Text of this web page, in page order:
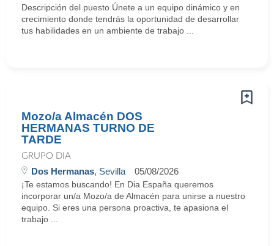
Descripción del puesto Únete a un equipo dinámico y en
crecimiento donde tendrás la oportunidad de desarrollar
tus habilidades en un ambiente de trabajo ...
Mozo/a Almacén DOS
HERMANAS TURNO DE
TARDE
GRUPO DIA
Dos Hermanas, Sevilla 05/08/2026
¡Te estamos buscando! En Dia España queremos
incorporar un/a Mozo/a de Almacén para unirse a nuestro
equipo. Si eres una persona proactiva, te apasiona el
trabajo ...